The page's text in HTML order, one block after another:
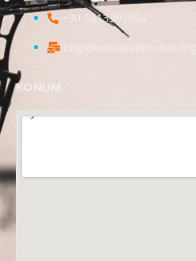
+90 5413301554
bilgi@antalyaokculuk.org
KONUM